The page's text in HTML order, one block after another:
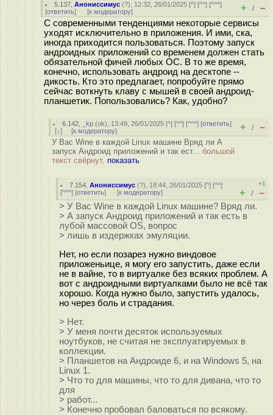
5.137 ,Анониссимус (?), 12:32, 26/01/2025 [^] [^^] [^^^]
[ответить] [к модератору] + / –
С современными тенденциями некоторые сервисы
уходят исключительно в приложения. И ими, ска,
иногда приходится пользоваться. Поэтому запуск
андроидных приложений со временем должен стать
обязательной фичей любых ОС. В то же время,
конечно, использовать андроид на десктопе --
дикость. Кто это предлагает, попробуйте прямо
сейчас воткнуть клаву с мышей в своей андроид-
планшетик. Попользовались? Как, удобно?
6.142 _kp (ok), 13:49, 26/01/2025 [^] [^^] [^^^] [ответить]
[↓] [к модератору] + / –
У Вас Wine в каждой Linux машине Вряд ли А
запуск Андроид приложений и так ест... большой
текст свёрнут, показать
7.154 ,Анониссимус (?), 18:44, 26/01/2025 [^] [^^]
[^^^] [ответить] [к модератору]
+1
+ / –
> У Вас Wine в каждой Linux машине? Вряд ли.
> А запуск Андроид приложений и так есть в
лубой массовой OS, вопрос
> лишь в издержках эмуляции.
Нет, но если позарез нужно виндовое
приложеньице, я могу его запустить, даже если
не в вайне, то в виртуалке без всяких проблем. А
вот с андроидными виртуалками было не всё так
хорошо. Когда нужно было, запустить удалось,
но через боль и страдания.
> Нет.
> У меня почти десяток используемых
ноутбуков, не считая не эксплуатируемых в
коллекции.
> Планшетов на Андроиде 6, и на Windows 5, на
Linux 1.
> Что то для машины, что то для дивана, что то
для
> работ...
> Конечно пробовал баловаться по всякому.